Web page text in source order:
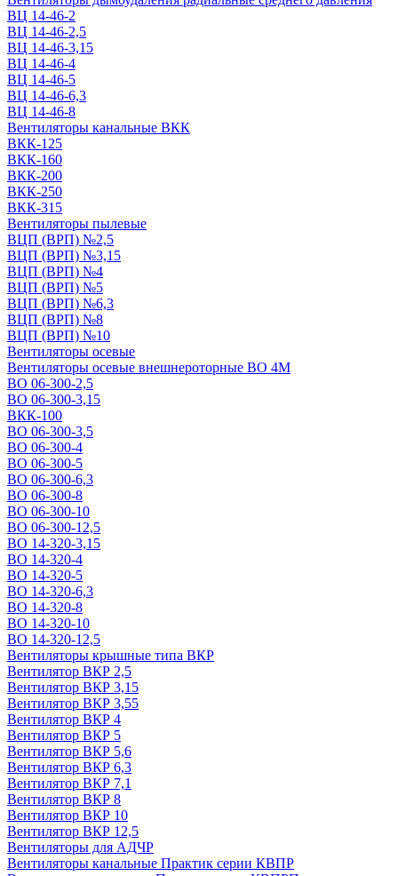
ВЦ 14-46-2
ВЦ 14-46-2,5
ВЦ 14-46-3,15
ВЦ 14-46-4
ВЦ 14-46-5
ВЦ 14-46-6,3
ВЦ 14-46-8
Вентиляторы канальные ВКК
ВКК-125
ВКК-160
ВКК-200
ВКК-250
ВКК-315
Вентиляторы пылевые
ВЦП (ВРП) №2,5
ВЦП (ВРП) №3,15
ВЦП (ВРП) №4
ВЦП (ВРП) №5
ВЦП (ВРП) №6,3
ВЦП (ВРП) №8
ВЦП (ВРП) №10
Вентиляторы осевые
Вентиляторы осевые внешнероторные ВО 4М
ВО 06-300-2,5
ВО 06-300-3,15
ВКК-100
ВО 06-300-3,5
ВО 06-300-4
ВО 06-300-5
ВО 06-300-6,3
ВО 06-300-8
ВО 06-300-10
ВО 06-300-12,5
ВО 14-320-3,15
ВО 14-320-4
ВО 14-320-5
ВО 14-320-6,3
ВО 14-320-8
ВО 14-320-10
ВО 14-320-12,5
Вентиляторы крышные типа ВКР
Вентилятор ВКР 2,5
Вентилятор ВКР 3,15
Вентилятор ВКР 3,55
Вентилятор ВКР 4
Вентилятор ВКР 5
Вентилятор ВКР 5,6
Вентилятор ВКР 6,3
Вентилятор ВКР 7,1
Вентилятор ВКР 8
Вентилятор ВКР 10
Вентилятор ВКР 12,5
Вентиляторы для АДЧР
Вентиляторы канальные Практик серии КВПР